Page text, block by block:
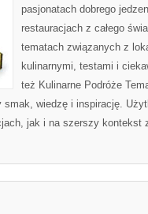
pasjonatach dobrego
restauracjach z całego
tematach związanych z
kulinarnymi, testami i
też Kulinarne Podróże
smak, wiedzę i inspirację.
jak i na szerszy kontekst